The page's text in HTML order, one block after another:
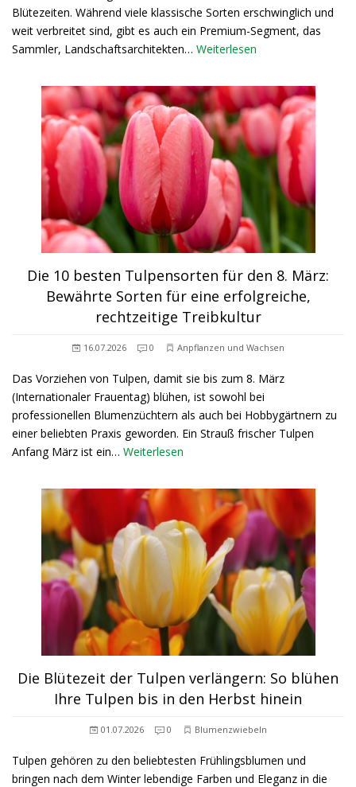
Blütezeiten. Während viele klassische Sorten erschwinglich und
weit verbreitet sind, gibt es auch ein Premium-Segment, das
Sammler, Landschaftsarchitekten… Weiterlesen
Die 10 besten Tulpensorten für den 8. März:
Bewährte Sorten für eine erfolgreiche,
rechtzeitige Treibkultur
16.07.2026 0 Anpflanzen und Wachsen
Das Vorziehen von Tulpen, damit sie bis zum 8. März
(Internationaler Frauentag) blühen, ist sowohl bei
professionellen Blumenzüchtern als auch bei Hobbygärtnern zu
einer beliebten Praxis geworden. Ein Strauß frischer Tulpen
Anfang März ist ein… Weiterlesen
Die Blütezeit der Tulpen verlängern: So blühen
Ihre Tulpen bis in den Herbst hinein
01.07.2026 0 Blumenzwiebeln
Tulpen gehören zu den beliebtesten Frühlingsblumen und
bringen nach dem Winter lebendige Farben und Eleganz in die